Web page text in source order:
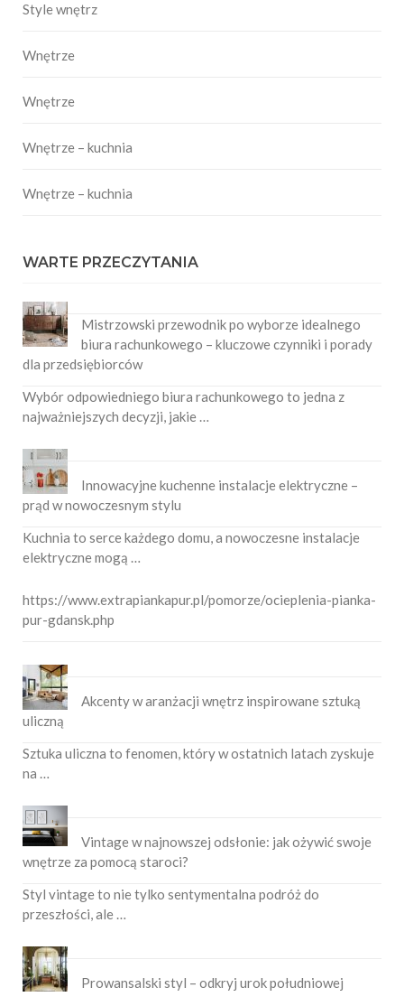
Style wnętrz
Wnętrze
Wnętrze
Wnętrze – kuchnia
Wnętrze – kuchnia
WARTE PRZECZYTANIA
Mistrzowski przewodnik po wyborze idealnego
biura rachunkowego – kluczowe czynniki i porady
dla przedsiębiorców
Wybór odpowiedniego biura rachunkowego to jedna z
najważniejszych decyzji, jakie …
Innowacyjne kuchenne instalacje elektryczne –
prąd w nowoczesnym stylu
Kuchnia to serce każdego domu, a nowoczesne instalacje
elektryczne mogą …
https://www.extrapiankapur.pl/pomorze/ocieplenia-pianka-
pur-gdansk.php
Akcenty w aranżacji wnętrz inspirowane sztuką
uliczną
Sztuka uliczna to fenomen, który w ostatnich latach zyskuje
na …
Vintage w najnowszej odsłonie: jak ożywić swoje
wnętrze za pomocą staroci?
Styl vintage to nie tylko sentymentalna podróż do
przeszłości, ale …
Prowansalski styl – odkryj urok południowej